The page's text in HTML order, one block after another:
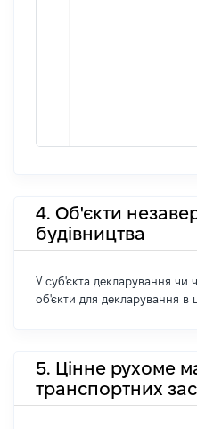
4. Об'єкти
будівництва
У суб'єкта декларування чи
об'єкти для декларування в
5. Цінне рухоме
транспортних